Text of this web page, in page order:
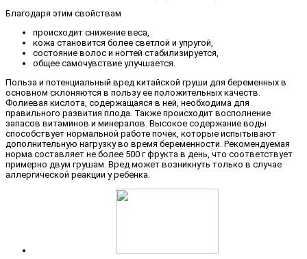
Благодаря этим свойствам
происходит снижение веса,
кожа становится более светлой и упругой,
состояние волос и ногтей стабилизируется,
общее самочувствие улучшается.
Польза и потенциальный вред китайской груши для беременных в
основном склоняются в пользу ее положительных качеств.
Фолиевая кислота, содержащаяся в ней, необходима для
правильного развития плода. Также происходит восполнение
запасов витаминов и минералов. Высокое содержание воды
способствует нормальной работе почек, которые испытывают
дополнительную нагрузку во время беременности. Рекомендуемая
норма составляет не более 500 г фрукта в день, что соответствует
примерно двум грушам. Вред может возникнуть только в случае
аллергической реакции у ребенка.